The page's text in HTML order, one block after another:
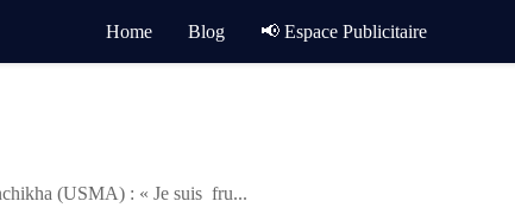
Home Blog 📢 Espace Publicitaire
(USMA) : « Je suis fru...